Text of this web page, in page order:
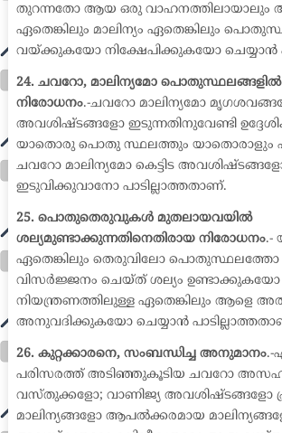
തുറന്നതോ ആയ ഒരു വാഹനത്തിലായാലും
ഏതെങ്കിലും മാലിന്യം ഏതെങ്കിലും
വയ്ക്കുകയോ നിക്ഷേപിക്കുകയോ ചെയ്യാൻ
24. ചവറോ, മാലിന്യമോ പൊതുസ്ഥലങ്ങളിൽ
നിരോധനം.-ചവറോ മാലിന്യമോ
അവശിഷ്ടങ്ങളോ ഇടുന്നതിനുവേണ്ടി
യാതൊരു പൊതു സ്ഥലത്തും യാതൊരാളും
ചവറോ മാലിന്യമോ കെട്ടിട
ഇടുവിക്കുവാനോ പാടില്ലാത്തതാണ്.
25. പൊതുതെരുവുകൾ മുതലായവയിൽ
ശല്യമുണ്ടാക്കുന്നതിനെതിരായ നിരോധനം.-
ഏതെങ്കിലും തെരുവിലോ പൊതുസ്ഥലത്തോ
വിസർജ്ജനം ചെയ്ത് ശല്യം ഉണ്ടാക്കുകയോ
നിയന്ത്രണത്തിലുള്ള ഏതെങ്കിലും ആളെ
അനുവദിക്കുകയോ ചെയ്യാൻ
26. കുറ്റക്കാരനെ, സംബന്ധിച്ച അനുമാനം.-
പരിസരത്ത് അടിഞ്ഞുകൂടിയ ചവറോ
വസ്തുക്കളോ; വാണിജ്യ അവശിഷ്ടങ്ങളോ
മാലിന്യങ്ങളോ ആപൽക്കരമായ